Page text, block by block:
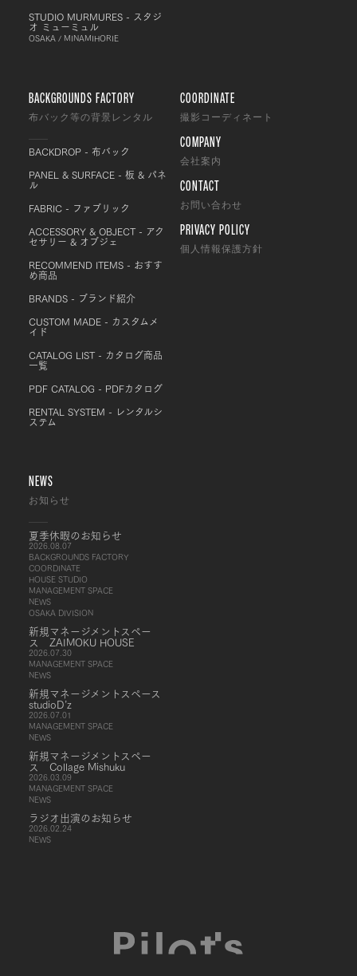
STUDIO MURMURES - スタジ
オ ミューミュル
OSAKA / MINAMIHORIE
BACKGROUNDS FACTORY
布バック等の背景レンタル
BACKDROP - 布バック
PANEL & SURFACE - 板 & パネ
ル
FABRIC - ファブリック
ACCESSORY & OBJECT - アク
セサリー & オブジェ
RECOMMEND ITEMS - おすす
め商品
BRANDS - ブランド紹介
CUSTOM MADE - カスタムメ
イド
CATALOG LIST - カタログ商品
一覧
PDF CATALOG - PDFカタログ
RENTAL SYSTEM - レンタルシ
ステム
COORDINATE
撮影コーディネート
COMPANY
会社案内
CONTACT
お問い合わせ
PRIVACY POLICY
個人情報保護方針
NEWS
お知らせ
夏季休暇のお知らせ
2026.08.07
BACKGROUNDS FACTORY
COORDINATE
HOUSE STUDIO
MANAGEMENT SPACE
NEWS
OSAKA DIVISION
新規マネージメントスペー
ス ZAIMOKU HOUSE
2026.07.30
MANAGEMENT SPACE
NEWS
新規マネージメントスペース
studioD’z
2026.07.01
MANAGEMENT SPACE
NEWS
新規マネージメントスペー
ス Collage Mishuku
2026.03.09
MANAGEMENT SPACE
NEWS
ラジオ出演のお知らせ
2026.02.24
NEWS